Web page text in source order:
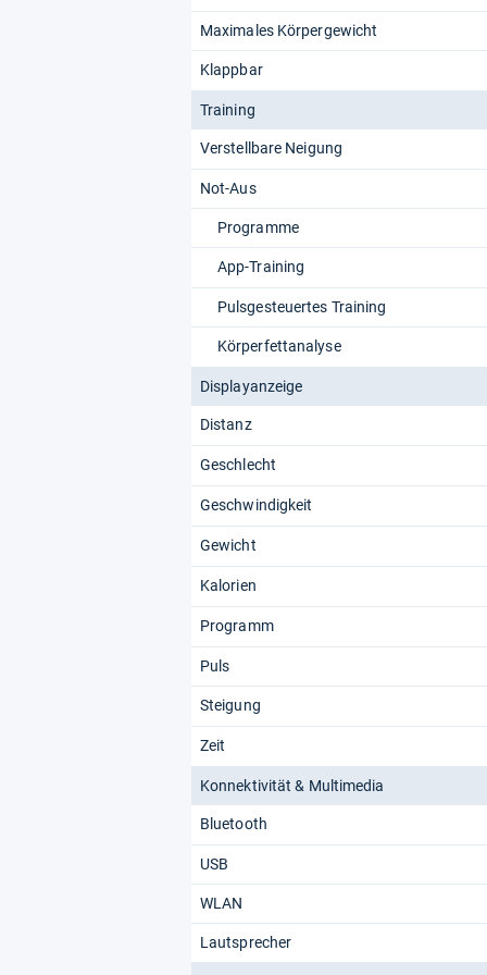
Maximales Körpergewicht
Klappbar
Training
Verstellbare Neigung
Not-Aus
Programme
App-Training
Pulsgesteuertes Training
Körperfettanalyse
Displayanzeige
Distanz
Geschlecht
Geschwindigkeit
Gewicht
Kalorien
Programm
Puls
Steigung
Zeit
Konnektivität & Multimedia
Bluetooth
USB
WLAN
Lautsprecher